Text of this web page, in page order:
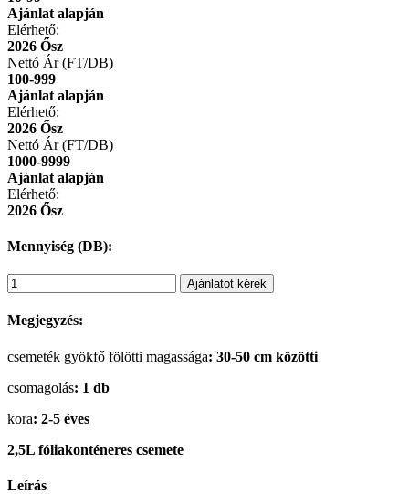
Ajánlat alapján
Elérhető:
2026 Ősz
Nettó Ár (FT/DB)
100-999
Ajánlat alapján
Elérhető:
2026 Ősz
Nettó Ár (FT/DB)
1000-9999
Ajánlat alapján
Elérhető:
2026 Ősz
Mennyiség (DB):
Ajánlatot kérek
Megjegyzés:
csemeték gyökfő fölötti magassága: 30-50 cm közötti
csomagolás: 1 db
kora: 2-5 éves
2,5L fóliakonténeres csemete
Leírás